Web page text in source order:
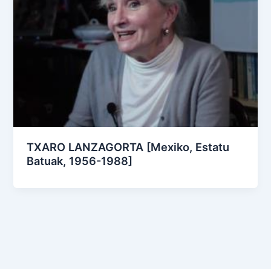
TXARO LANZAGORTA [Mexiko, Estatu
Batuak, 1956-1988]